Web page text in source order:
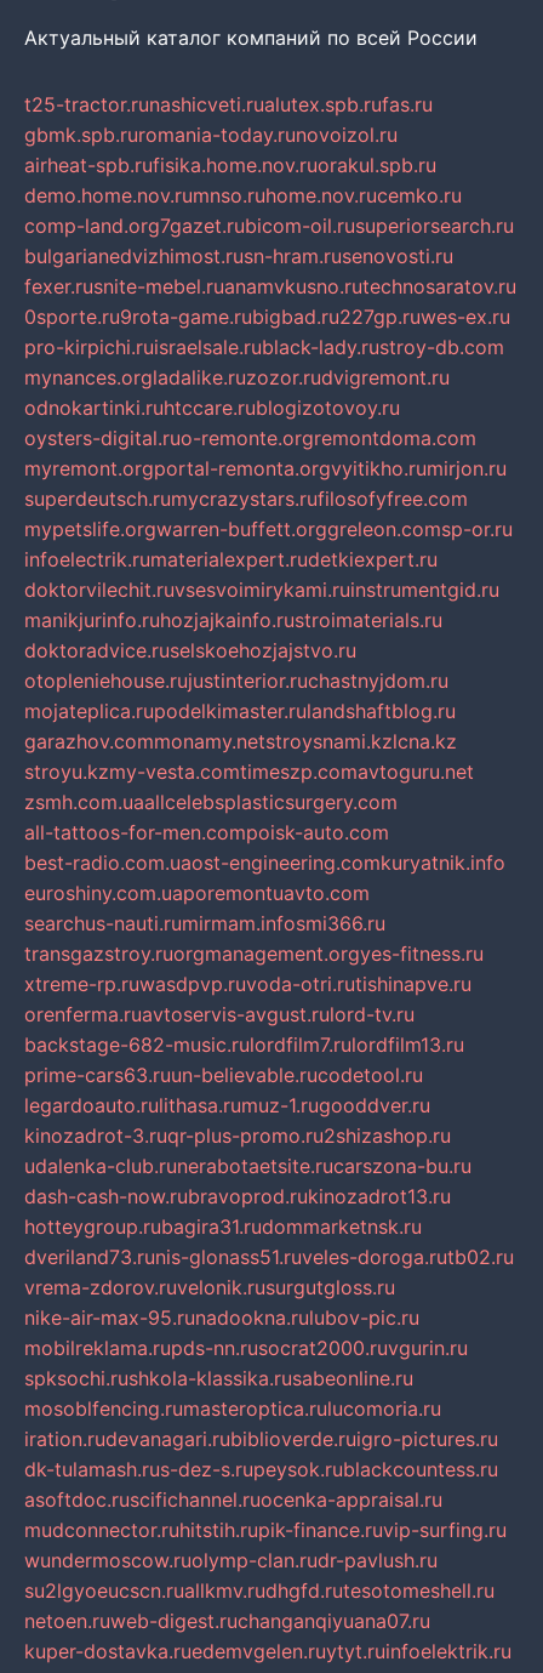
Актуальный каталог компаний по всей России
t25-tractor.runashicveti.rualutex.spb.rufas.ru
gbmk.spb.ruromania-today.runovoizol.ru
airheat-spb.rufisika.home.nov.ruorakul.spb.ru
demo.home.nov.rumnso.ruhome.nov.rucemko.ru
comp-land.org7gazet.rubicom-oil.rusuperiorsearch.ru
bulgarianedvizhimost.rusn-hram.rusenovosti.ru
fexer.rusnite-mebel.ruanamvkusno.rutechnosaratov.ru
0sporte.ru9rota-game.rubigbad.ru227gp.ruwes-ex.ru
pro-kirpichi.ruisraelsale.rublack-lady.rustroy-db.com
mynances.orgladalike.ruzozor.rudvigremont.ru
odnokartinki.ruhtccare.rublogizotovoy.ru
oysters-digital.ruo-remonte.orgremontdoma.com
myremont.orgportal-remonta.orgvyitikho.rumirjon.ru
superdeutsch.rumycrazystars.rufilosofyfree.com
mypetslife.orgwarren-buffett.orggreleon.comsp-or.ru
infoelectrik.rumaterialexpert.rudetkiexpert.ru
doktorvilechit.ruvsesvoimirykami.ruinstrumentgid.ru
manikjurinfo.ruhozjajkainfo.rustroimaterials.ru
doktoradvice.ruselskoehozjajstvo.ru
otopleniehouse.rujustinterior.ruchastnyjdom.ru
mojateplica.rupodelkimaster.rulandshaftblog.ru
garazhov.commonamy.netstroysnami.kzlcna.kz
stroyu.kzmy-vesta.comtimeszp.comavtoguru.net
zsmh.com.uaallcelebsplasticsurgery.com
all-tattoos-for-men.compoisk-auto.com
best-radio.com.uaost-engineering.comkuryatnik.info
euroshiny.com.uaporemontuavto.com
searchus-nauti.rumirmam.infosmi366.ru
transgazstroy.ruorgmanagement.orgyes-fitness.ru
xtreme-rp.ruwasdpvp.ruvoda-otri.rutishinapve.ru
orenferma.ruavtoservis-avgust.rulord-tv.ru
backstage-682-music.rulordfilm7.rulordfilm13.ru
prime-cars63.ruun-believable.rucodetool.ru
legardoauto.rulithasa.rumuz-1.rugooddver.ru
kinozadrot-3.ruqr-plus-promo.ru2shizashop.ru
udalenka-club.runerabotaetsite.rucarszona-bu.ru
dash-cash-now.rubravoprod.rukinozadrot13.ru
hotteygroup.rubagira31.rudommarketnsk.ru
dveriland73.runis-glonass51.ruveles-doroga.rutb02.ru
vrema-zdorov.ruvelonik.rusurgutgloss.ru
nike-air-max-95.runadookna.rulubov-pic.ru
mobilreklama.rupds-nn.rusocrat2000.ruvgurin.ru
spksochi.rushkola-klassika.rusabeonline.ru
mosoblfencing.rumasteroptica.rulucomoria.ru
iration.rudevanagari.rubiblioverde.ruigro-pictures.ru
dk-tulamash.rus-dez-s.rupeysok.rublackcountess.ru
asoftdoc.ruscifichannel.ruocenka-appraisal.ru
mudconnector.ruhitstih.rupik-finance.ruvip-surfing.ru
wundermoscow.ruolymp-clan.rudr-pavlush.ru
su2lgyoeucscn.ruallkmv.rudhgfd.rutesotomeshell.ru
netoen.ruweb-digest.ruchanganqiyuana07.ru
kuper-dostavka.ruedemvgelen.ruytyt.ruinfoelektrik.ru